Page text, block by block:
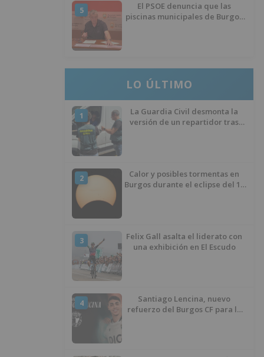
5
El PSOE denuncia que las
piscinas municipales de Burgos
LO ÚLTIMO
1
La Guardia Civil desmonta la
versión de un repartidor tras
2
Calor y posibles tormentas en
Burgos durante el eclipse del 12
3
Felix Gall asalta el liderato con
una exhibición en El Escudo
4
Santiago Lencina, nuevo
refuerzo del Burgos CF para la